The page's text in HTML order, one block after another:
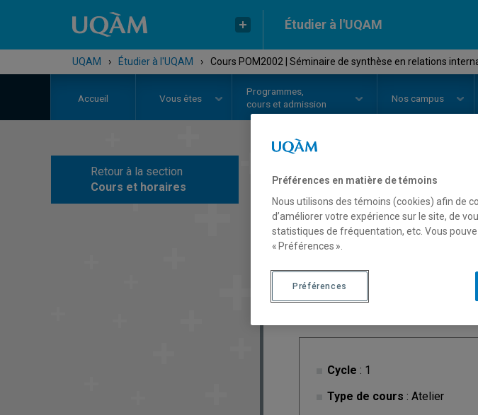
Étudier à l'UQAM
UQAM › Étudier à l'UQAM › Cours POM2002 | Séminaire de synthèse en relations
Accueil Vous êtes
Programmes,
cours et admission
Nos campus
Retour à la section
Cours et horaires
COURS//
Description
Cycle : 1
Type de cours : Atelier
Préférences en matière de témoins
Nous utilisons des témoins (cookies) afin de
d’améliorer votre expérience sur le site, de
statistiques de fréquentation, etc. Vous
« Préférences ».
Préférences